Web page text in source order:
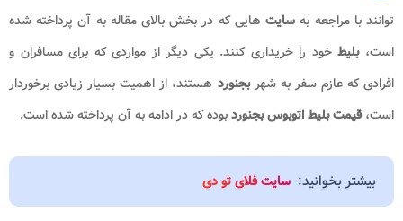
توانند با مراجعه به سایت هایی که در بخش بالای مقاله به آن پرداخته شده
است،بلیطخود را خریداری کنند. یکی دیگر از مواردی که برای مسافران و
افرادی که عازم سفر به شهربجنورد هستند، از اهمیت بسیار زیادی برخوردار
است،قیمت بلیط اتوبوس بجنوردبوده که در ادامه به آن پرداخته شده است.
بیشتر بخوانید: سایت فلای تو دی